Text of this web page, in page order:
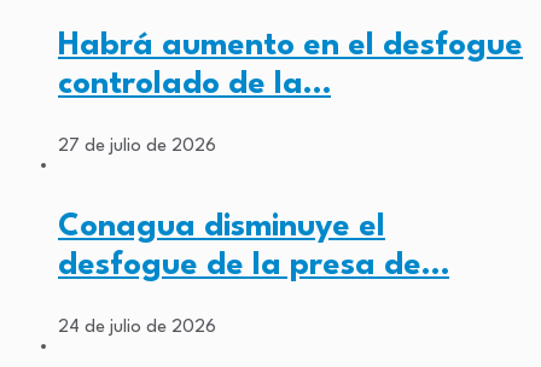
Habrá aumento en el desfogue
controlado de la…
27 de julio de 2026
Conagua disminuye el
desfogue de la presa de…
24 de julio de 2026